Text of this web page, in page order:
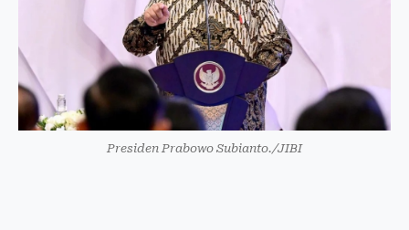
Presiden Prabowo Subianto./JIBI